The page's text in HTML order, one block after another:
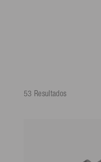
53 Resultados